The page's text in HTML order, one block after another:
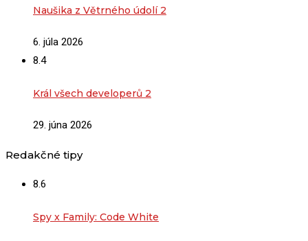
Naušika z Větrného údolí 2
6. júla 2026
8.4
Král všech developerů 2
29. júna 2026
Redakčné tipy
8.6
Spy x Family: Code White